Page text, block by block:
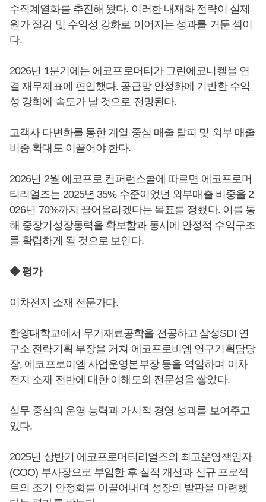
수직계열화를 추진해 왔다. 이러한 내재화 전략이 실제
원가 절감 및 수익성 강화로 이어지는 성과를 거둔 셈이
다.
2026년 1분기에는 에코프로머티가 그린에코니켈을 연
결 재무제표에 편입했다. 공급망 안정화에 기반한 수익
성 강화에 속도가 날 것으로 전망된다.
고객사 다변화를 통한 계열 중심 매출 탈피 및 외부 매출
비중 확대도 이끌어야 한다.
2026년 2월 에코프로 컨퍼런스콜에 따르면 에코프로머
티리얼즈는 2025년 35% 수준이었던 외부매출 비중을 2
026년 70%까지 끌어올리겠다는 목표를 정했다. 이를 통
해 중장기성장동력을 확보함과 동시에 안정적 수익구조
를 확립하게 될 것으로 보인다.
◆ 평가
이차전지 소재 전문가다.
한양대학교에서 무기재료공학을 전공하고 삼성SDI 연
구소 전략기획 부장을 거쳐 에코프로비엠 연구기획담당
장, 에코프로이엠 사업운영본부장 등을 역임하며 이차
전지 소재 전반에 대한 이해도와 전문성을 쌓았다.
실무 중심의 운영 능력과 가시적 경영 성과를 보여주고
있다.
2025년 상반기 에코프로머티리얼즈의 최고운영책임자
(COO) 부사장으로 부임한 후 실적 개선과 신규 프로젝
트의 조기 안정화를 이끌어내며 성장의 발판을 마련했